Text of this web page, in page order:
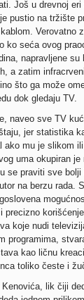
Još u drevnoj
pustio na tržište
Verovatno
ko seća ovog
napravljene
a zatim
što ga može
dok gledaju TV.
naveo sve TV
jer statistika
ako mu je slikom
uma okupiran
se praviti sve
na berzu rada.
precizno
koje nudi
programima,
kao ličnu
toliko česte i
lik čiji